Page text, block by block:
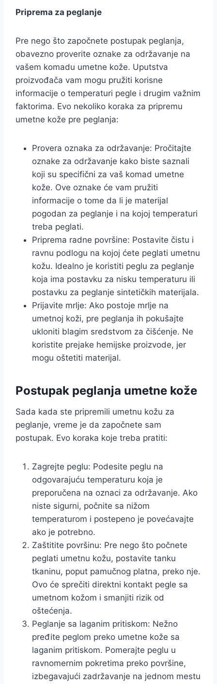
Priprema za peglanje
Pre nego što započnete postupak peglanja,
obavezno proverite oznake za održavanje na
vašem komadu umetne kože. Uputstva
proizvođača vam mogu pružiti korisne
informacije o temperaturi pegle i drugim važnim
faktorima. Evo nekoliko koraka za pripremu
umetne kože pre peglanja:
Provera oznaka za održavanje: Pročitajte
oznake za održavanje kako biste saznali
koji su specifični za vaš komad umetne
kože. Ove oznake će vam pružiti
informacije o tome da li je materijal
pogodan za peglanje i na kojoj temperaturi
treba peglati.
Priprema radne površine: Postavite čistu i
ravnu podlogu na kojoj ćete peglati umetnu
kožu. Idealno je koristiti peglu za peglanje
koja ima postavku za nisku temperaturu ili
postavku za peglanje sintetičkih materijala.
Prijavite mrlje: Ako postoje mrlje na
umetnoj koži, pre peglanja ih pokušajte
ukloniti blagim sredstvom za čišćenje. Ne
koristite prejake hemijske proizvode, jer
mogu oštetiti materijal.
Postupak peglanja umetne kože
Sada kada ste pripremili umetnu kožu za
peglanje, vreme je da započnete sam
postupak. Evo koraka koje treba pratiti:
Zagrejte peglu: Podesite peglu na
odgovarajuću temperaturu koja je
preporučena na oznaci za održavanje. Ako
niste sigurni, počnite sa nižom
temperaturom i postepeno je povećavajte
ako je potrebno.
Zaštitite površinu: Pre nego što počnete
peglati umetnu kožu, postavite tanku
tkaninu, poput pamučnog platna, preko nje.
Ovo će sprečiti direktni kontakt pegle sa
umetnom kožom i smanjiti rizik od
oštećenja.
Peglanje sa laganim pritiskom: Nežno
pređite peglom preko umetne kože sa
laganim pritiskom. Pomerajte peglu u
ravnomernim pokretima preko površine,
izbegavajući zadržavanje na jednom mestu